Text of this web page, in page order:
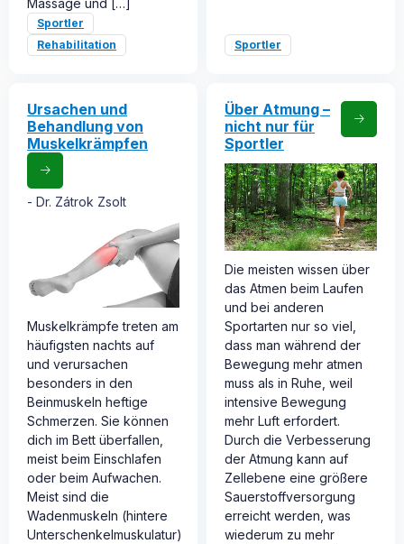
Massage und […]
Sportler
Rehabilitation
Sportler
Ursachen und
Behandlung von
Muskelkrämpfen
Dr. Zátrok Zsolt
Muskelkrämpfe treten am
häufigsten nachts auf
und verursachen
besonders in den
Beinmuskeln heftige
Schmerzen. Sie können
dich im Bett überfallen,
meist beim Einschlafen
oder beim Aufwachen.
Meist sind die
Wadenmuskeln (hintere
Unterschenkelmuskulatur)
Über Atmung –
nicht nur für
Sportler
Die meisten wissen über
das Atmen beim Laufen
und bei anderen
Sportarten nur so viel,
dass man während der
Bewegung mehr atmen
muss als in Ruhe, weil
intensive Bewegung
mehr Luft erfordert.
Durch die Verbesserung
der Atmung kann auf
Zellebene eine größere
Sauerstoffversorgung
erreicht werden, was
wiederum zu mehr